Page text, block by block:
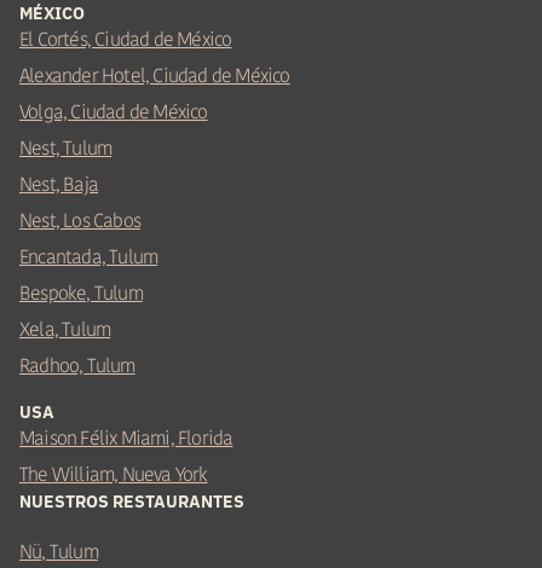
MÉXICO
El Cortés, Ciudad de México
Alexander Hotel, Ciudad de México
Volga, Ciudad de México
Nest, Tulum
Nest, Baja
Nest, Los Cabos
Encantada, Tulum
Bespoke, Tulum
Xela, Tulum
Radhoo, Tulum
USA
Maison Félix Miami, Florida
The William, Nueva York
NUESTROS RESTAURANTES
Nü, Tulum